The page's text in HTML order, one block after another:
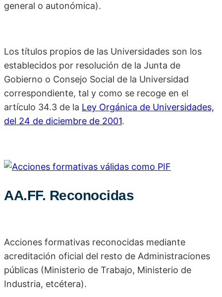
general o autonómica).
Los títulos propios de las Universidades son los
establecidos por resolución de la Junta de
Gobierno o Consejo Social de la Universidad
correspondiente, tal y como se recoge en el
artículo 34.3 de la Ley Orgánica de Universidades,
del 24 de diciembre de 2001.
AA.FF. Reconocidas
Acciones formativas reconocidas mediante
acreditación oficial del resto de Administraciones
públicas (Ministerio de Trabajo, Ministerio de
Industria, etcétera).